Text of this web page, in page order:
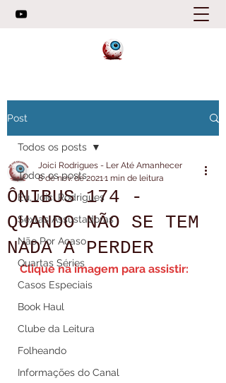
Post
Todos os posts
Eu, Joici Rodrigues
Sextas Assustadoras
Não Por Acaso
Quartas Séries
Casos Especiais
Book Haul
Clube da Leitura
Folheando
Informações do Canal
Todos os posts
ÔNIBUS 174 -
QUANDO NÃO SE TEM
NADA A PERDER
Joici Rodrigues - Ler Até Amanhecer
8 de nov. de 20211 min de leitura
Clique na imagem para assistir: